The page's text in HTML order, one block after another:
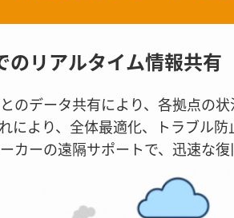
のリアルタイム情報共有
のデータ共有により、各拠点の
により、全体最適化、トラブル
カーの遠隔サポートで、迅速な復